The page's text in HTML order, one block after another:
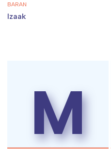
BARAN
Izaak
M